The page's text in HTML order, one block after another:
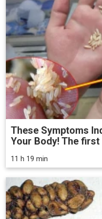
These Symptoms
Your Body! The
11 h 19 min